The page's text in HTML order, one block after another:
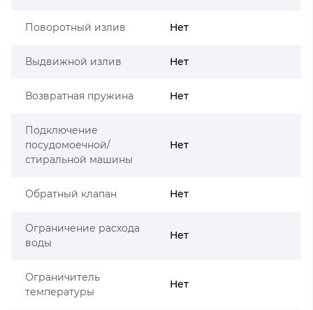
Поворотный излив Нет
Выдвижной излив Нет
Возвратная пружина Нет
Подключение
посудомоечной/
стиральной машины
Нет
Обратный клапан Нет
Ограничение расхода
воды
Нет
Ограничитель
температуры
Нет